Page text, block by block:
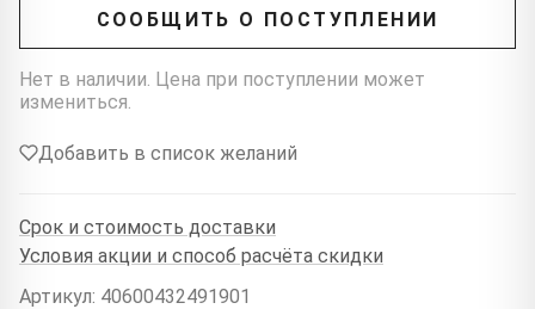
СООБЩИТЬ О ПОСТУПЛЕНИИ
Нет в наличии. Цена при поступлении может
измениться.
Добавить в список желаний
Срок и стоимость доставки
Условия акции и способ расчёта скидки
Артикул: 40600432491901